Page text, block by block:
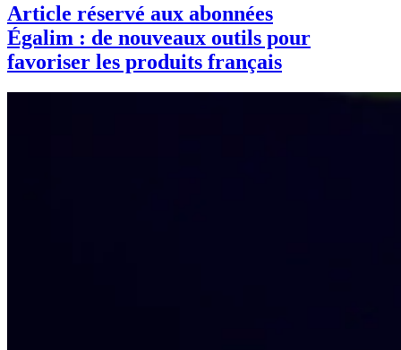
Article réservé aux abonnées
Égalim : de nouveaux outils pour
favoriser les produits français